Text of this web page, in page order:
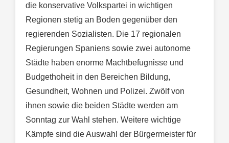
die konservative Volkspartei in wichtigen
Regionen stetig an Boden gegenüber den
regierenden Sozialisten. Die 17 regionalen
Regierungen Spaniens sowie zwei autonome
Städte haben enorme Machtbefugnisse und
Budgethoheit in den Bereichen Bildung,
Gesundheit, Wohnen und Polizei. Zwölf von
ihnen sowie die beiden Städte werden am
Sonntag zur Wahl stehen. Weitere wichtige
Kämpfe sind die Auswahl der Bürgermeister für